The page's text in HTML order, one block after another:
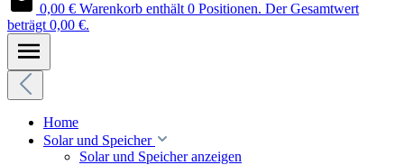
0,00 € Warenkorb enthält 0 Positionen. Der Gesamtwert
beträgt 0,00 €.
Home
Solar und Speicher
Solar und Speicher anzeigen